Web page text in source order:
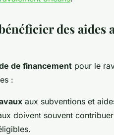
des aides
de financement pour le
:
aux subventions et
doivent souvent